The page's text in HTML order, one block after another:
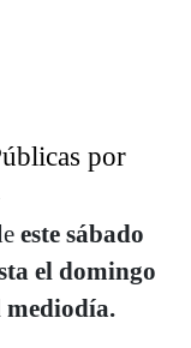
por
este sábado
el domingo
mediodía.